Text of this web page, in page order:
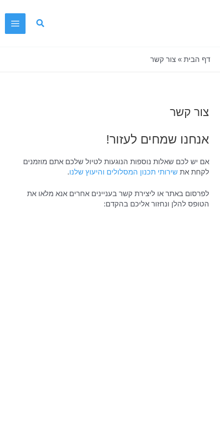
דף הבית » צור קשר
צור קשר
אנחנו שמחים לעזור!
אם יש לכם שאלות נוספות הנוגעות לטיול שלכם אתם מוזמנים
לקחת אתשירותי תכנון המסלולים והיעוץ שלנו.
לפרסום באתר או ליצירת קשר בעניינים אחרים אנא מלאו את
הטופס להלן ונחזור אליכם בהקדם: